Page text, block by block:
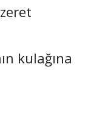
kulağına